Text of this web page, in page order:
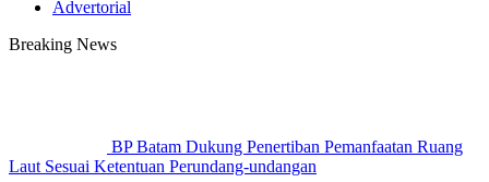
Advertorial
Breaking News
BP Batam Dukung Penertiban Pemanfaatan Ruang
Laut Sesuai Ketentuan Perundang-undangan